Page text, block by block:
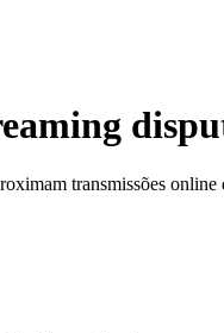
transmissões